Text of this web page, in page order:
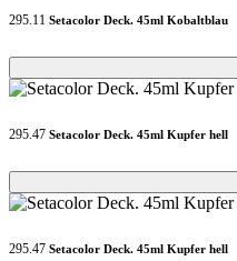
295.11 Setacolor Deck. 45ml Kobaltblau
Loading...
Loading...
295.47 Setacolor Deck. 45ml Kupfer hell
Loading...
Loading...
295.47 Setacolor Deck. 45ml Kupfer hell